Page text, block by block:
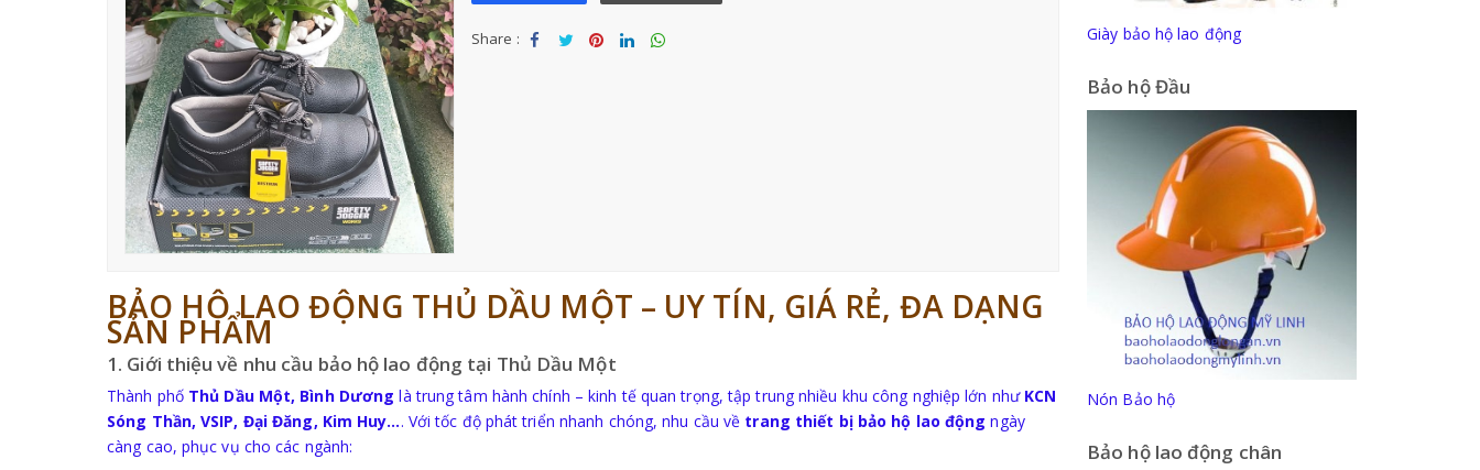
Share :
BẢO HỘ LAO ĐỘNG THỦ DẦU MỘT – UY TÍN, GIÁ RẺ, ĐA DẠNG
SẢN PHẨM
1. Giới thiệu về nhu cầu bảo hộ lao động tại Thủ Dầu Một
Thành phố Thủ Dầu Một, Bình Dương là trung tâm hành chính – kinh tế quan trọng, tập trung nhiều khu công nghiệp lớn như KCN
Sóng Thần, VSIP, Đại Đăng, Kim Huy…. Với tốc độ phát triển nhanh chóng, nhu cầu về trang thiết bị bảo hộ lao động ngày
càng cao, phục vụ cho các ngành:
Giày bảo hộ lao động
Bảo hộ Đầu
Nón Bảo hộ
Bảo hộ lao động chân